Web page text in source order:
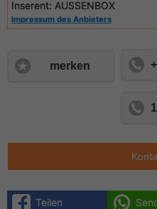
Inserent: AUSSENBOX
Impressum des Anbieters
merken
Teilen